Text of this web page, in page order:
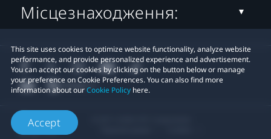
This site uses cookies to optimize website functionality, analyze website
performance, and provide personalized experience and advertisement.
You can accept our cookies by clicking on the button below or manage
your preference on Cookie Preferences. You can also find more
information about ourCookie Policy here.
Accept
Місцезнаходження: